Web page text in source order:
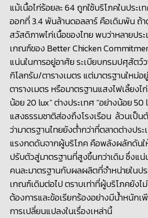
แม้เนื้อไก่ร้อยละ 64 ถูกใช้บริโภคในประ
ออกที่ 3.4 พันล้านดอลลาร์ คือเดิมพัน ถ้
สวัสดิภาพไก่เนื้อของไทย พบว่าหลายปร
เกณฑ์ของBetter Chicken
แน่นในการอยู่อาศัย ระเบียบกรมปศุสัตว์ว
กิโลกรัม/ตารางเมตร แต่มาตรฐานใหม่
ตารางเมตร หรือมาตรฐานแสงไฟเลี้ยงไ
น้อย 20 lux” ต่างประเทศ “อย่างน้อย 50
แสงธรรมชาติส่องถึงโรงเรือน ล้วนเป็น
ว่ามาตรฐานไทยยังต่ำกว่าที่ตลาดต่างปร
แรงกดดันจากผู้บริโภค คือพลังผลักดัน
ปรับตัวสู่มาตรฐานที่สูงขึ้นกว่าเดิม ซึ่งแน่
คนละมาตรฐานกับผลผลิตที่จำหน่ายในปร
เกณฑ์เดิมต่อไป ตราบเท่าที่ผู้บริโภคยังไ
ต้องการและข้อเรียกร้องอย่างมีน้ำหนักเ
การเปลี่ยนแปลงในเรื่องเหล่านี้